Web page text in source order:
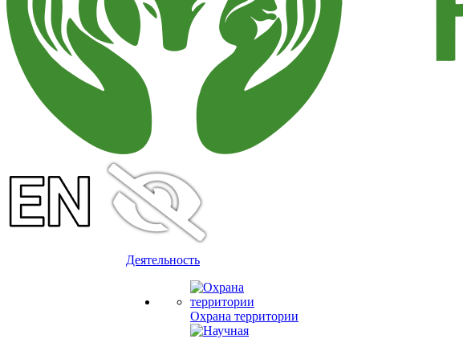
Деятельность
Охрана территории